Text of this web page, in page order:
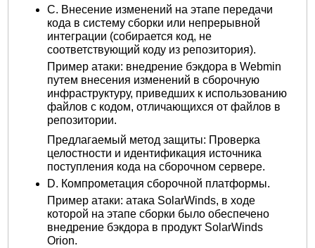
C. Внесение изменений на этапе передачи
кода в систему сборки или непрерывной
интеграции (собирается код, не
соответствующий коду из репозитория).
Пример атаки: внедрение бэкдора в Webmin
путем внесения изменений в сборочную
инфраструктуру, приведших к использованию
файлов с кодом, отличающихся от файлов в
репозитории.
Предлагаемый метод защиты: Проверка
целостности и идентификация источника
поступления кода на сборочном сервере.
D. Компрометация сборочной платформы.
Пример атаки: атака SolarWinds, в ходе
которой на этапе сборки было обеспечено
внедрение бэкдора в продукт SolarWinds
Orion.